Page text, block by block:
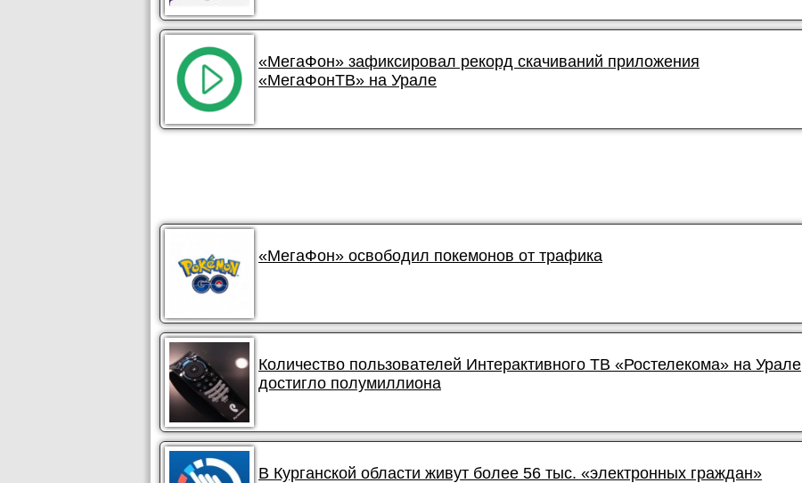
«МегаФон» зафиксировал рекорд скачиваний приложения
«МегаФонТВ» на Урале
«МегаФон» освободил покемонов от трафика
Количество пользователей Интерактивного ТВ «Ростелекома» на Урале
достигло полумиллиона
В Курганской области живут более 56 тыс. «электронных граждан»